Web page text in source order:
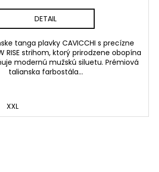
DETAIL
tanga plavky CAVICCHI s precízne
RISE strihom, ktorý prirodzene obopína
modernú mužskú siluetu. Prémiová
talianska farbostála...
XXL